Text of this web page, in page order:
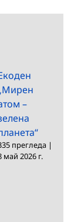
–
прегледа |
май 2026 г.